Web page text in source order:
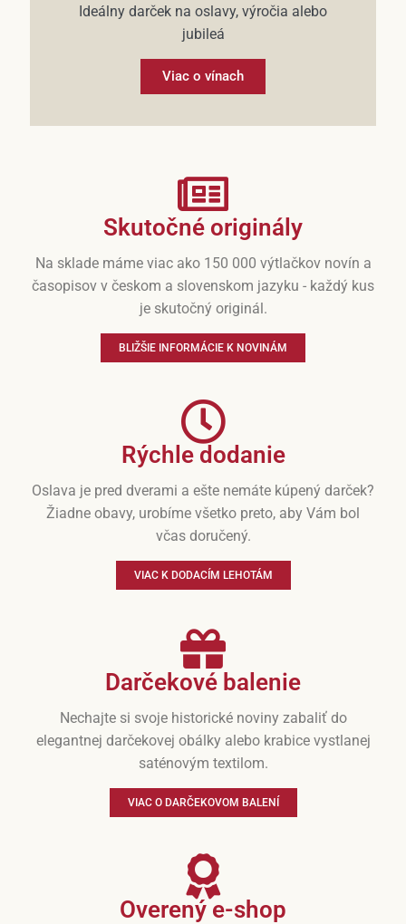
Ideálny darček na oslavy, výročia alebo
jubileá
Viac o vínach
Skutočné originály
Na sklade máme viac ako 150 000 výtlačkov novín a
časopisov v českom a slovenskom jazyku - každý kus
je skutočný originál.
BLIŽŠIE INFORMÁCIE K NOVINÁM
Rýchle dodanie
Oslava je pred dverami a ešte nemáte kúpený darček?
Žiadne obavy, urobíme všetko preto, aby Vám bol
včas doručený.
VIAC K DODACÍM LEHOTÁM
Darčekové balenie
Nechajte si svoje historické noviny zabaliť do
elegantnej darčekovej obálky alebo krabice vystlanej
saténovým textilom.
VIAC O DARČEKOVOM BALENÍ
Overený e-shop